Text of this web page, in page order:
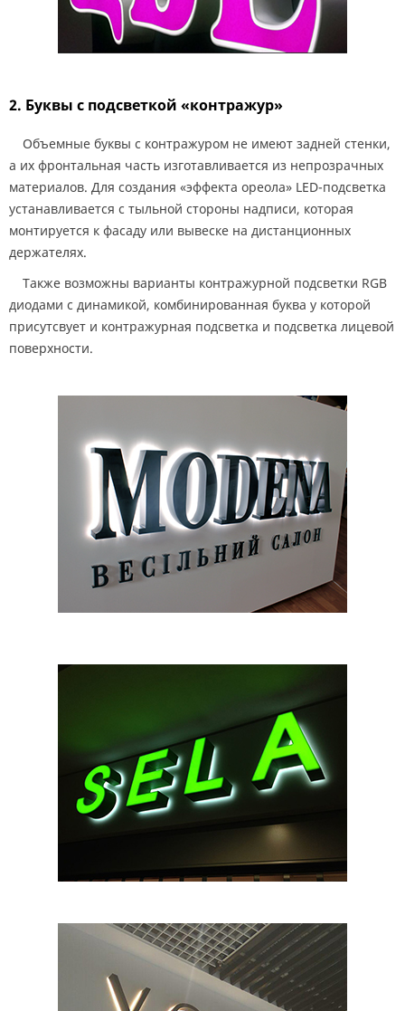
2. Буквы с подсветкой «контражур»
Объемные буквы с контражуром не имеют задней стенки,
а их фронтальная часть изготавливается из непрозрачных
материалов. Для создания «эффекта ореола» LED-подсветка
устанавливается с тыльной стороны надписи, которая
монтируется к фасаду или вывеске на дистанционных
держателях.
Также возможны варианты контражурной подсветки RGB
диодами с динамикой, комбинированная буква у которой
присутсвует и контражурная подсветка и подсветка лицевой
поверхности.